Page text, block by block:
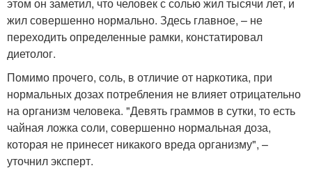
жил совершенно нормально. Здесь главное, – не
переходить определенные рамки, констатировал
диетолог.
Помимо прочего, соль, в отличие от наркотика, при
нормальных дозах потребления не влияет отрицательно
на организм человека. "Девять граммов в сутки, то есть
чайная ложка соли, совершенно нормальная доза,
которая не принесет никакого вреда организму", –
уточнил эксперт.